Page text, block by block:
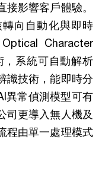
影響客戶體驗。
向自動化與即時
Character
，系統可自動解析
識技術，能即時分
異常偵測模型可有
司更導入無人機及
程由單一處理模式